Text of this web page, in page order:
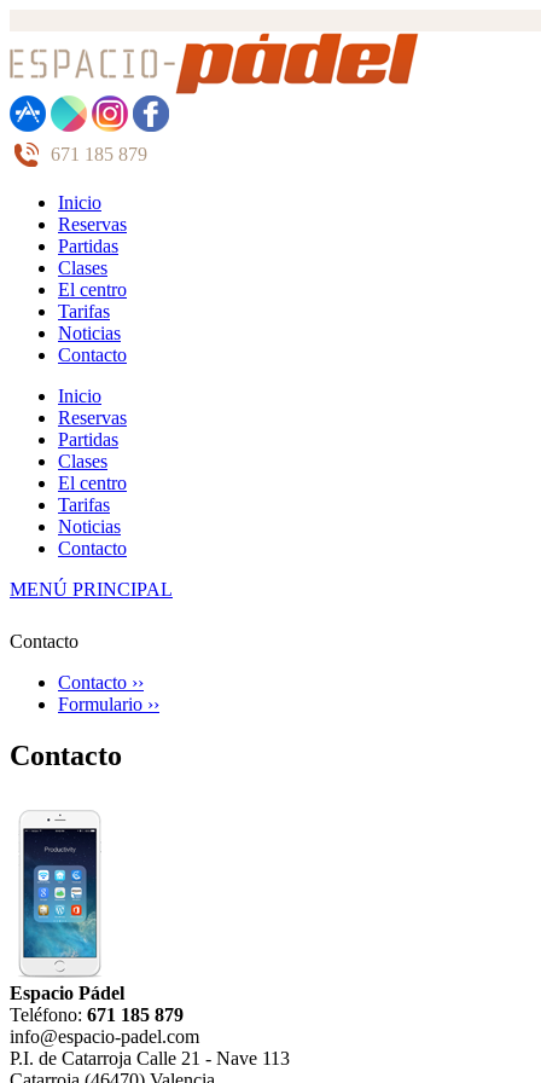
671 185 879
Inicio
Reservas
Partidas
Clases
El centro
Tarifas
Noticias
Contacto
Inicio
Reservas
Partidas
Clases
El centro
Tarifas
Noticias
Contacto
MENÚ PRINCIPAL
Contacto
Contacto ››
Formulario ››
Contacto
Espacio Pádel
Teléfono: 671 185 879
info@espacio-padel.com
P.I. de Catarroja Calle 21 - Nave 113